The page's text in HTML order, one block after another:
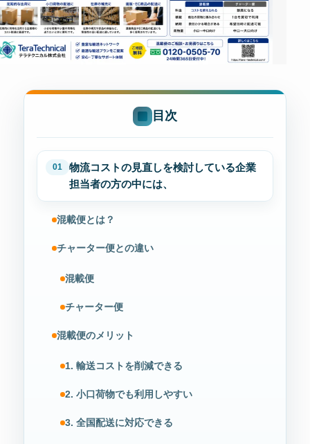
目次
物流コストの見直しを検討している企業
担当者の方の中には、
混載便とは？
チャーター便との違い
混載便
チャーター便
混載便のメリット
1. 輸送コストを削減できる
2. 小口荷物でも利用しやすい
3. 全国配送に対応できる